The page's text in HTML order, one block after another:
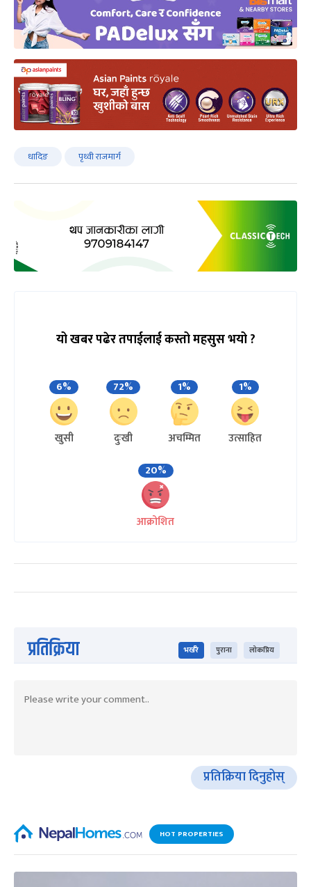
धादिङ पृथ्वी राजमार्ग
यो खबर पढेर तपाईलाई कस्तो महसुस भयो ?
6%
खुसी
72%
दुःखी
1%
अचम्मित
1%
उत्साहित
20%
आक्रोशित
प्रतिक्रिया भर्खरै पुराना लोकप्रिय
प्रतिक्रिया दिनुहोस्
HOT PROPERTIES